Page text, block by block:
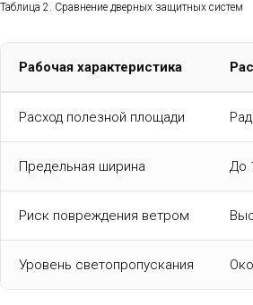
Таблица 2. Сравнение дверных защитных систем
Рабочая характеристика
Расход полезной площади
Предельная ширина До
Риск повреждения ветром
Уровень светопропускания